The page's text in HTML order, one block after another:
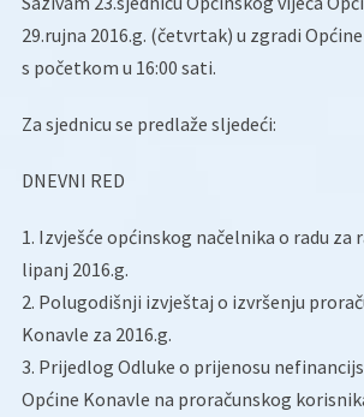
29.rujna 2016.g. (četvrtak) u zgradi
s početkom u 16:00 sati.
Za sjednicu se predlaže sljedeći:
DNEVNI RED
1. Izvješće općinskog načelnika o radu za
lipanj 2016.g.
2. Polugodišnji izvještaj o izvršenju
Konavle za 2016.g.
3. Prijedlog Odluke o prijenosu
Općine Konavle na proračunskog